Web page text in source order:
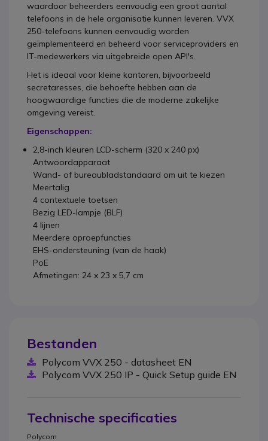
waardoor beheerders eenvoudig een groot aantal
telefoons in de hele organisatie kunnen leveren. VVX
250-telefoons kunnen eenvoudig worden
geïmplementeerd en beheerd voor serviceproviders en
IT-medewerkers via uitgebreide open API's.
Het is ideaal voor kleine kantoren, bijvoorbeeld
secretaresses, die behoefte hebben aan de
hoogwaardige functies die de moderne zakelijke
omgeving vereist.
Eigenschappen:
2,8-inch kleuren LCD-scherm (320 x 240 px)
Antwoordapparaat
Wand- of bureaubladstandaard om uit te kiezen
Meertalig
4 contextuele toetsen
Bezig LED-lampje (BLF)
4 lijnen
Meerdere oproepfuncties
EHS-ondersteuning (van de haak)
PoE
Afmetingen: 24 x 23 x 5,7 cm
Bestanden
Polycom VVX 250 - datasheet EN
Polycom VVX 250 IP - Quick Setup guide EN
Technische specificaties
Polycom